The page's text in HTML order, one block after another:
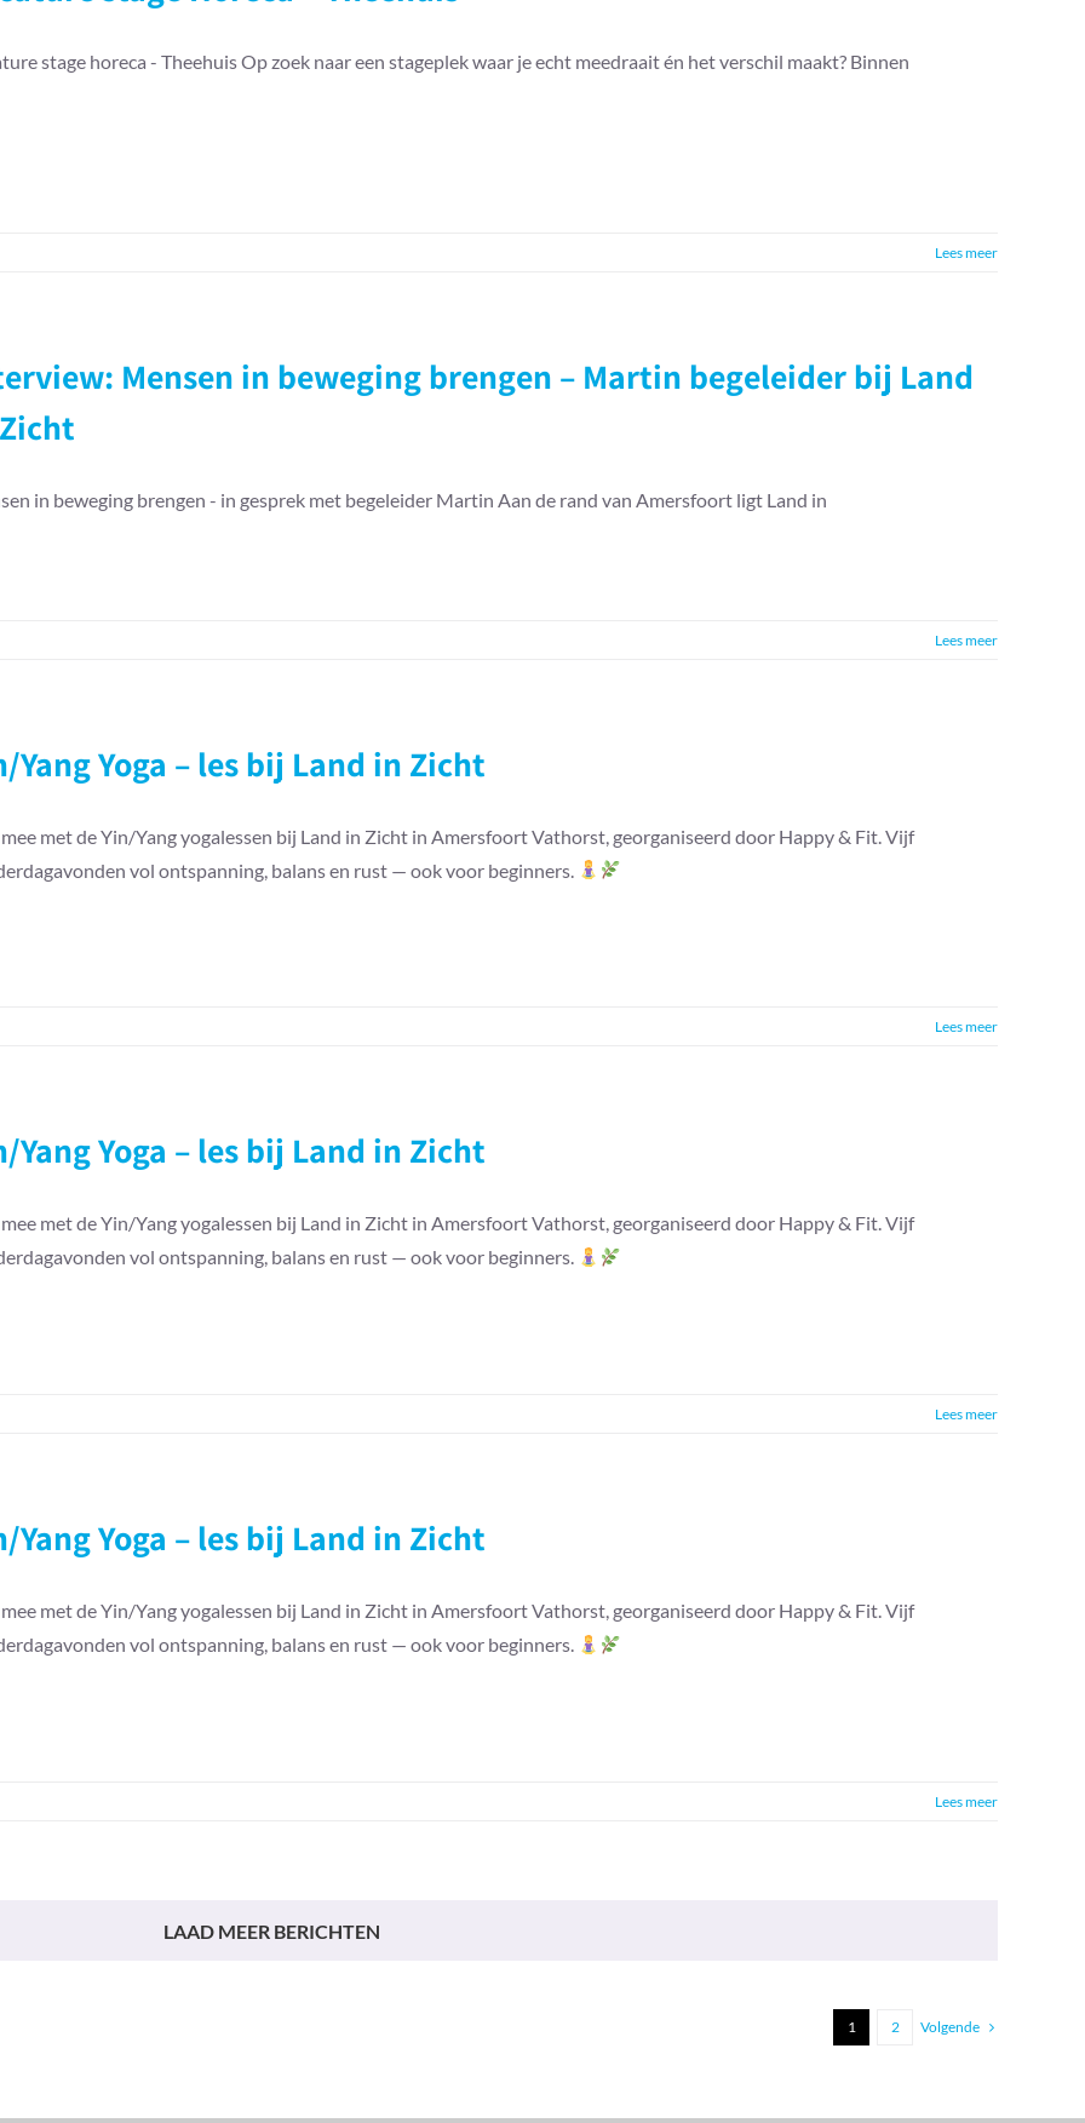
meedoen
stage horeca - Theehuis Op zoek naar een stageplek waar je echt meedraait én het verschil maakt? Binnen
Lees meer
Mensen in beweging brengen – Martin begeleider bij Land
in beweging brengen - in gesprek met begeleider Martin Aan de rand van Amersfoort ligt Land in
Lees meer
Yang Yoga – les bij Land in Zicht
met de Yin/Yang yogalessen bij Land in Zicht in Amersfoort Vathorst, georganiseerd door Happy & Fit. Vijf
vol ontspanning, balans en rust — ook voor beginners.
Lees meer
Yang Yoga – les bij Land in Zicht
met de Yin/Yang yogalessen bij Land in Zicht in Amersfoort Vathorst, georganiseerd door Happy & Fit. Vijf
vol ontspanning, balans en rust — ook voor beginners.
Lees meer
Yang Yoga – les bij Land in Zicht
met de Yin/Yang yogalessen bij Land in Zicht in Amersfoort Vathorst, georganiseerd door Happy & Fit. Vijf
vol ontspanning, balans en rust — ook voor beginners.
Lees meer
LAAD MEER BERICHTEN
1 2 Volgende